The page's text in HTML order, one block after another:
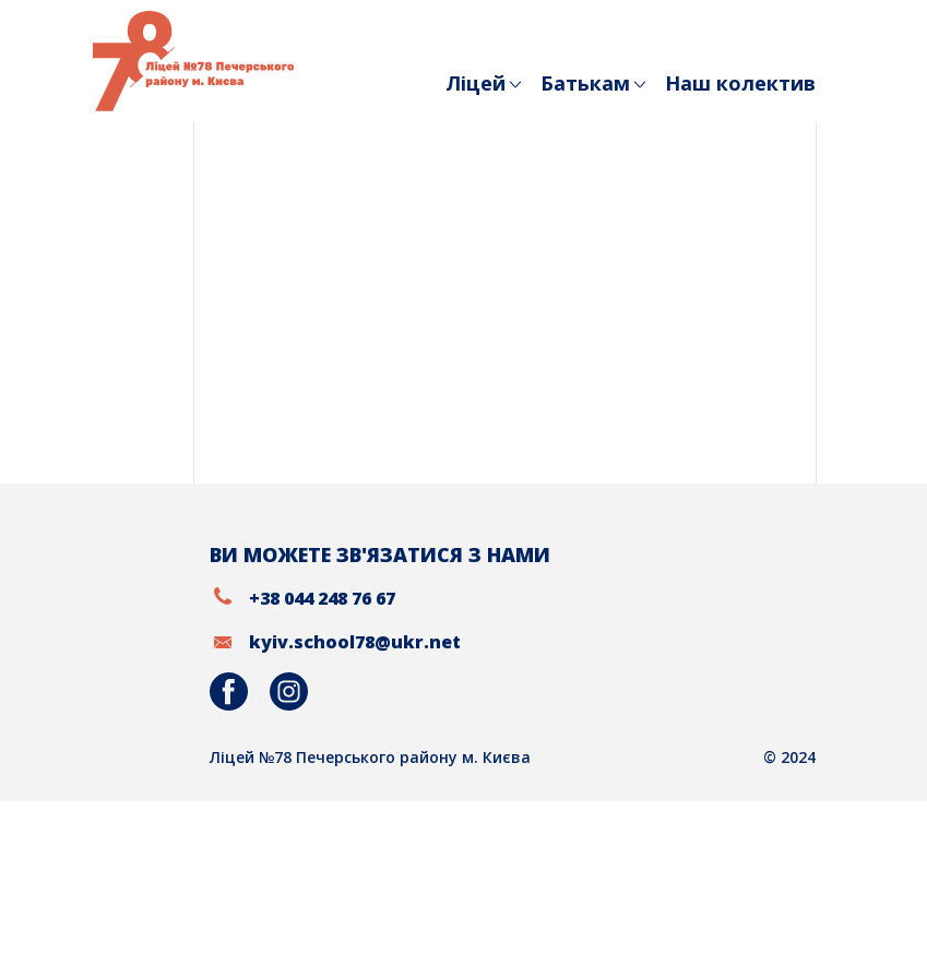
Ліцей Батькам Наш колектив
ВИ МОЖЕТЕ ЗВ'ЯЗАТИСЯ З НАМИ
+38 044 248 76 67
kyiv.school78@ukr.net
Ліцей №78 Печерського району м. Києва © 2024